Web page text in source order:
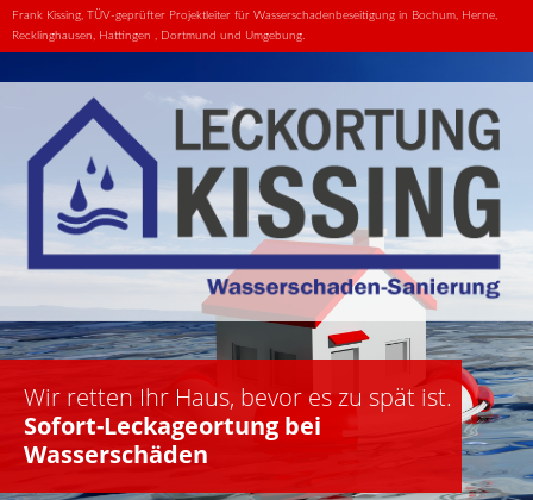
Frank Kissing, TÜV-geprüfter Projektleiter für Wasserschadenbeseitigung in Bochum, Herne,
Recklinghausen, Hattingen , Dortmund und Umgebung.
Wir retten Ihr Haus, bevor es zu spät ist.
Sofort-Leckageortung bei
Wasserschäden